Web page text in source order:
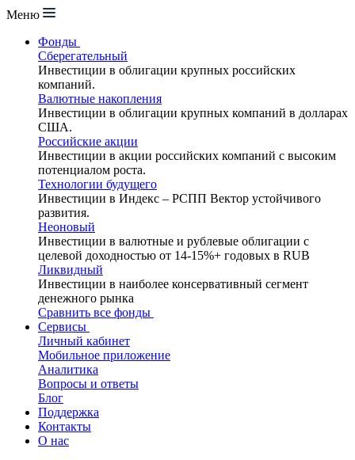
Меню
Фонды
Сберегательный
Инвестиции в облигации крупных российских
компаний.
Валютные накопления
Инвестиции в облигации крупных компаний в долларах
США.
Российские акции
Инвестиции в акции российских компаний с высоким
потенциалом роста.
Технологии будущего
Инвестиции в Индекс – РСПП Вектор устойчивого
развития.
Неоновый
Инвестиции в валютные и рублевые облигации с
целевой доходностью от 14-15%+ годовых в RUB
Ликвидный
Инвестиции в наиболее консервативный сегмент
денежного рынка
Сравнить все фонды
Сервисы
Личный кабинет
Мобильное приложение
Аналитика
Вопросы и ответы
Блог
Поддержка
Контакты
О нас